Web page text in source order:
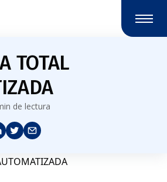
TOTAL
de lectura